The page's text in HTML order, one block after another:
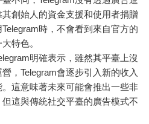
創始人的資金支援和使用者捐贈
時，不會看到來自官方的
特色。
明確表示，雖然其平臺上沒
，Telegram會逐步引入新的收入
這意味著未來可能會推出一些非
這與傳統社交平臺的廣告模式不